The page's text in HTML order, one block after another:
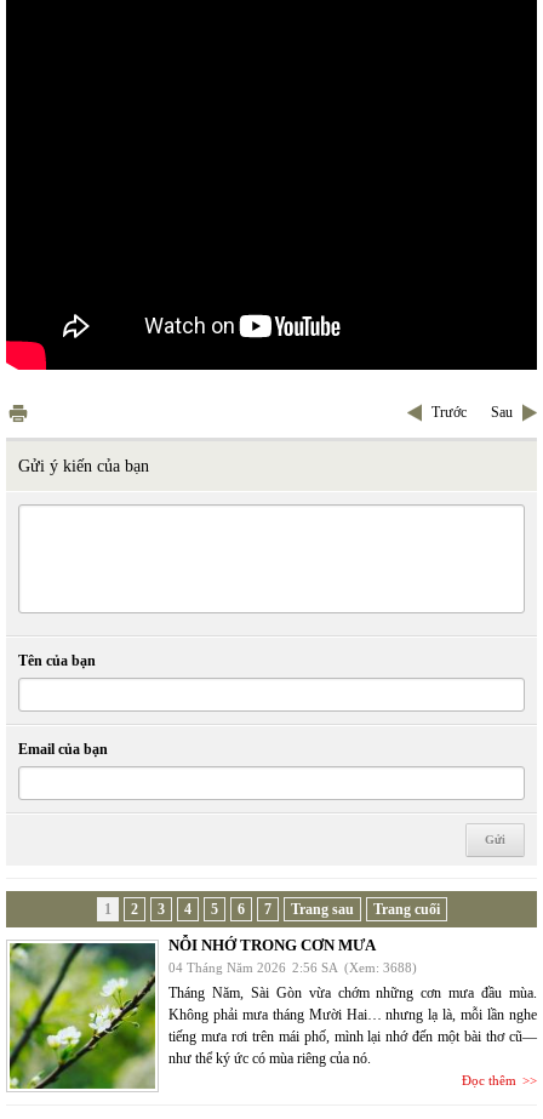
Trước Sau
Gửi ý kiến của bạn
Tên của bạn
Email của bạn
1 2 3 4 5 6 7 Trang sau Trang cuối
NỖI NHỚ TRONG CƠN MƯA
04 Tháng Năm 2026 2:56 SA (Xem: 3688)
Tháng Năm, Sài Gòn vừa chớm những cơn mưa đầu mùa.
Không phải mưa tháng Mười Hai… nhưng lạ là, mỗi lần nghe
tiếng mưa rơi trên mái phố, mình lại nhớ đến một bài thơ cũ—
như thể ký ức có mùa riêng của nó.
Đọc thêm